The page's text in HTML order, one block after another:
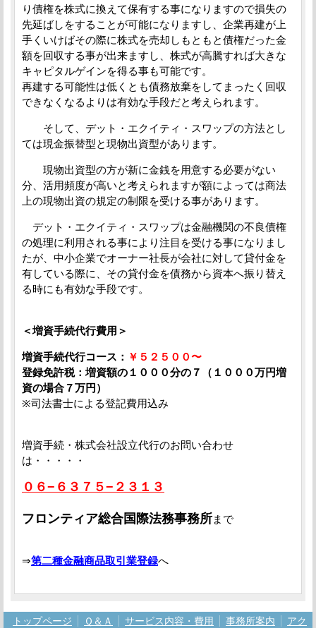
り債権を株式に換えて保有する事になりますので損失の
先延ばしをすることが可能になりますし、企業再建が上
手くいけばその際に株式を売却しもともと債権だった金
額を回収する事が出来ますし、株式が高騰すれば大きな
キャピタルゲインを得る事も可能です。
再建する可能性は低くとも債務放棄をしてまったく回収
できなくなるよりは有効な手段だと考えられます。
そして、デット・エクイティ・スワップの方法とし
ては現金振替型と現物出資型があります。
現物出資型の方が新に金銭を用意する必要がない
分、活用頻度が高いと考えられますが額によっては商法
上の現物出資の規定の制限を受ける事があります。
デット・エクイティ・スワップは金融機関の不良債権
の処理に利用される事により注目を受ける事になりまし
たが、中小企業でオーナー社長が会社に対して貸付金を
有している際に、その貸付金を債務から資本へ振り替え
る時にも有効な手段です。
＜増資手続代行費用＞
増資手続代行コース： ￥５２５００〜
登録免許税：増資額の１０００分の７（１０００万円増
資の場合７万円）
※司法書士による登記費用込み
増資手続・株式会社設立代行のお問い合わせ
は・・・・・
０６−６３７５−２３１３
フロンティア総合国際法務事務所まで
⇒第二種金融商品取引業登録へ
トップページ Ｑ＆Ａ サービス内容・費用 事務所案内 アク